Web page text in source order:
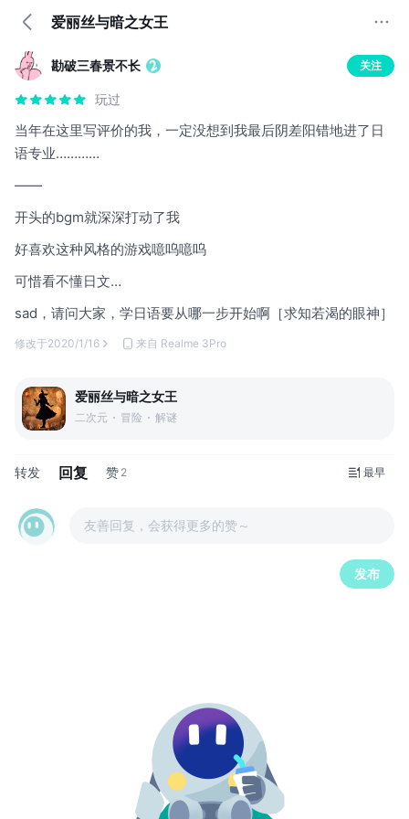
爱丽丝与暗之女王
勘破三春景不长 关注
玩过
当年在这里写评价的我，一定没想到我最后阴差阳错地进了日
语专业…………
——
开头的bgm就深深打动了我
好喜欢这种风格的游戏噫呜噫呜
可惜看不懂日文…
sad，请问大家，学日语要从哪一步开始啊［求知若渴的眼神］
修改于2020/1/16 来自 Realme 3Pro
爱丽丝与暗之女王
二次元 冒险 解谜
转发 回复 赞 2 最早
友善回复，会获得更多的赞～
发布